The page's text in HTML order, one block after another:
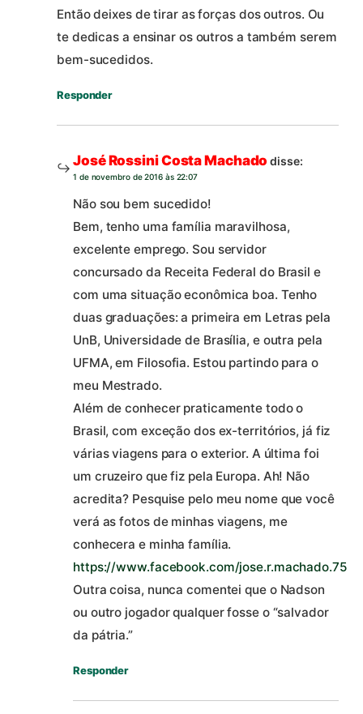
Então deixes de tirar as forças dos outros. Ou
te dedicas a ensinar os outros a também serem
bem-sucedidos.
Responder
José Rossini Costa Machado disse:
1 de novembro de 2016 às 22:07
Não sou bem sucedido!
Bem, tenho uma família maravilhosa,
excelente emprego. Sou servidor
concursado da Receita Federal do Brasil e
com uma situação econômica boa. Tenho
duas graduações: a primeira em Letras pela
UnB, Universidade de Brasília, e outra pela
UFMA, em Filosofia. Estou partindo para o
meu Mestrado.
Além de conhecer praticamente todo o
Brasil, com exceção dos ex-territórios, já fiz
várias viagens para o exterior. A última foi
um cruzeiro que fiz pela Europa. Ah! Não
acredita? Pesquise pelo meu nome que você
verá as fotos de minhas viagens, me
conhecera e minha família.
https://www.facebook.com/jose.r.machado.75
Outra coisa, nunca comentei que o Nadson
ou outro jogador qualquer fosse o “salvador
da pátria.”
Responder